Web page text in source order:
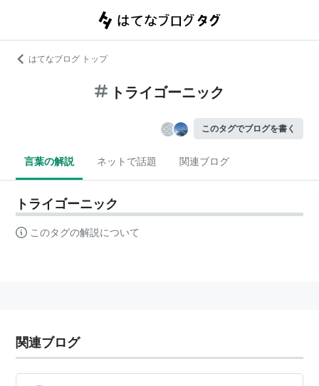
はてなブログ トップ
トライゴーニック
このタグでブログを書く
言葉の解説 ネットで話題 関連ブログ
トライゴーニック
このタグの解説について
関連ブログ